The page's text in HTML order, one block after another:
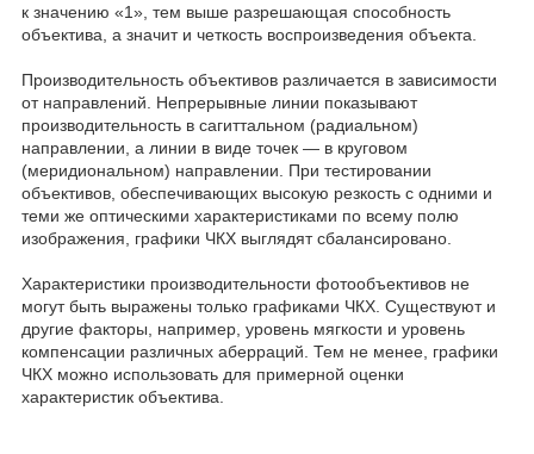
к значению «1», тем выше разрешающая способность
объектива, а значит и четкость воспроизведения объекта.
Производительность объективов различается в зависимости
от направлений. Непрерывные линии показывают
производительность в сагиттальном (радиальном)
направлении, а линии в виде точек — в круговом
(меридиональном) направлении. При тестировании
объективов, обеспечивающих высокую резкость с одними и
теми же оптическими характеристиками по всему полю
изображения, графики ЧКХ выглядят сбалансировано.
Характеристики производительности фотообъективов не
могут быть выражены только графиками ЧКХ. Существуют и
другие факторы, например, уровень мягкости и уровень
компенсации различных аберраций. Тем не менее, графики
ЧКХ можно использовать для примерной оценки
характеристик объектива.